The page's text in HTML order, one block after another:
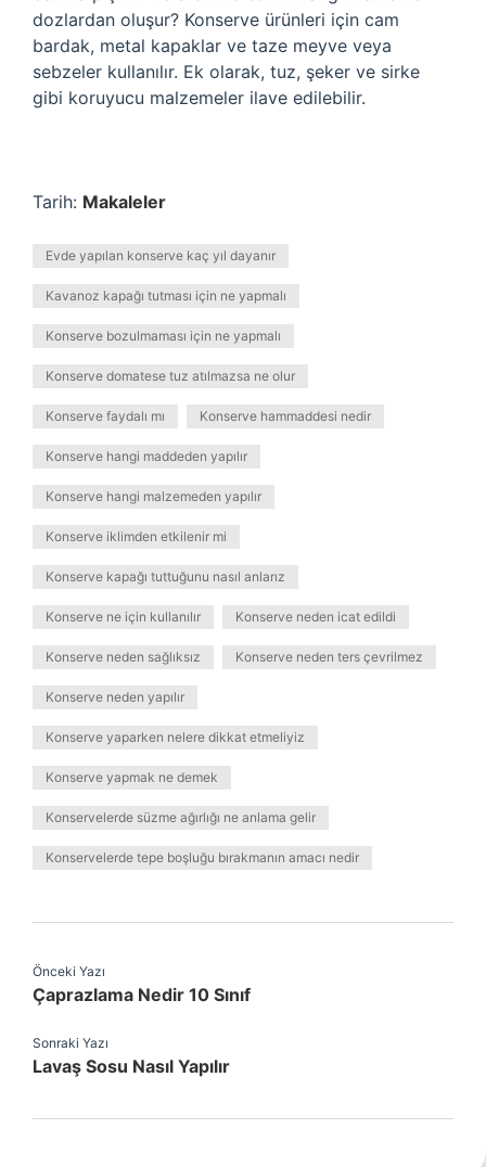
dozlardan oluşur? Konserve ürünleri için cam
bardak, metal kapaklar ve taze meyve veya
sebzeler kullanılır. Ek olarak, tuz, şeker ve sirke
gibi koruyucu malzemeler ilave edilebilir.
Tarih: Makaleler
Evde yapılan konserve kaç yıl dayanır
Kavanoz kapağı tutması için ne yapmalı
Konserve bozulmaması için ne yapmalı
Konserve domatese tuz atılmazsa ne olur
Konserve faydalı mı Konserve hammaddesi nedir
Konserve hangi maddeden yapılır
Konserve hangi malzemeden yapılır
Konserve iklimden etkilenir mi
Konserve kapağı tuttuğunu nasıl anlarız
Konserve ne için kullanılır Konserve neden icat edildi
Konserve neden sağlıksız Konserve neden ters çevrilmez
Konserve neden yapılır
Konserve yaparken nelere dikkat etmeliyiz
Konserve yapmak ne demek
Konservelerde süzme ağırlığı ne anlama gelir
Konservelerde tepe boşluğu bırakmanın amacı nedir
Önceki Yazı
Çaprazlama Nedir 10 Sınıf
Sonraki Yazı
Lavaş Sosu Nasıl Yapılır